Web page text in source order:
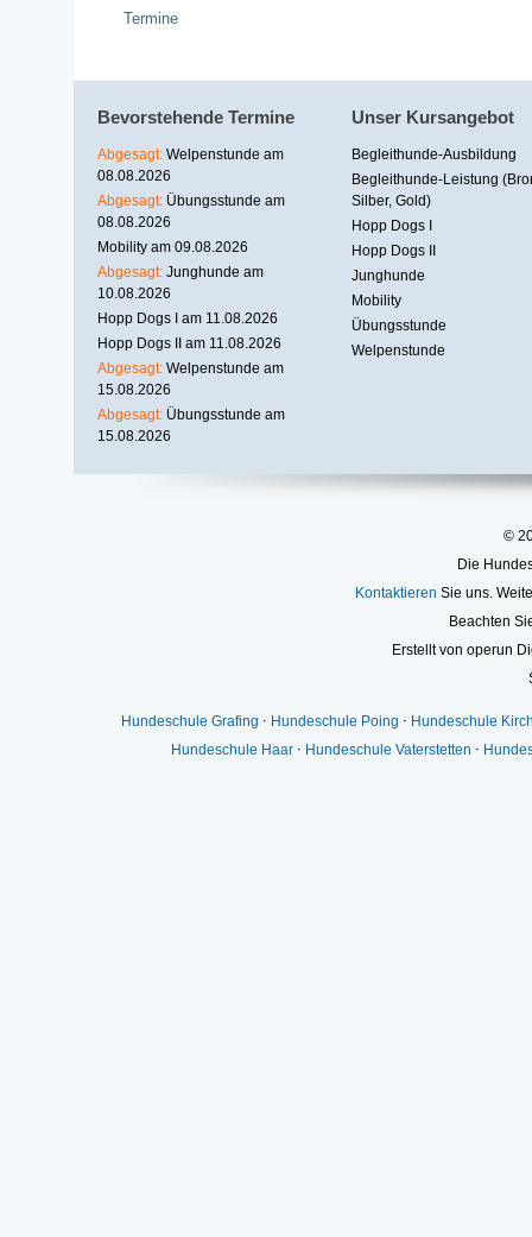
Termine
Bevorstehende Termine
Abgesagt: Welpenstunde am
08.08.2026
Abgesagt: Übungsstunde am
08.08.2026
Mobility am 09.08.2026
Abgesagt: Junghunde am
10.08.2026
Hopp Dogs I am 11.08.2026
Hopp Dogs II am 11.08.2026
Abgesagt: Welpenstunde am
15.08.2026
Abgesagt: Übungsstunde am
15.08.2026
Unser Kursangebot
Begleithunde-Ausbildung
Begleithunde-Leistung
Silber, Gold)
Hopp Dogs I
Hopp Dogs II
Junghunde
Mobility
Übungsstunde
Welpenstunde
©
Die
Kontaktieren Sie uns.
Beachten
Erstellt von operun
Hundeschule Grafing ⋅ Hundeschule Poing ⋅ Hundeschule
Hundeschule Haar ⋅ Hundeschule Vaterstetten ⋅